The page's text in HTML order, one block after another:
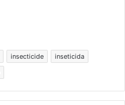
insecticide
inseticida